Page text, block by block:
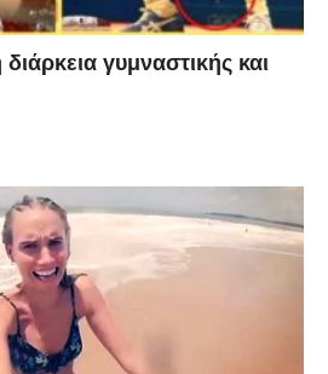
γυμναστικής και